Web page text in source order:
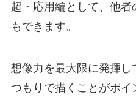
超・応用編として、他者
もできます。
想像力を最大限に発揮し
つもりで描くことがポイ